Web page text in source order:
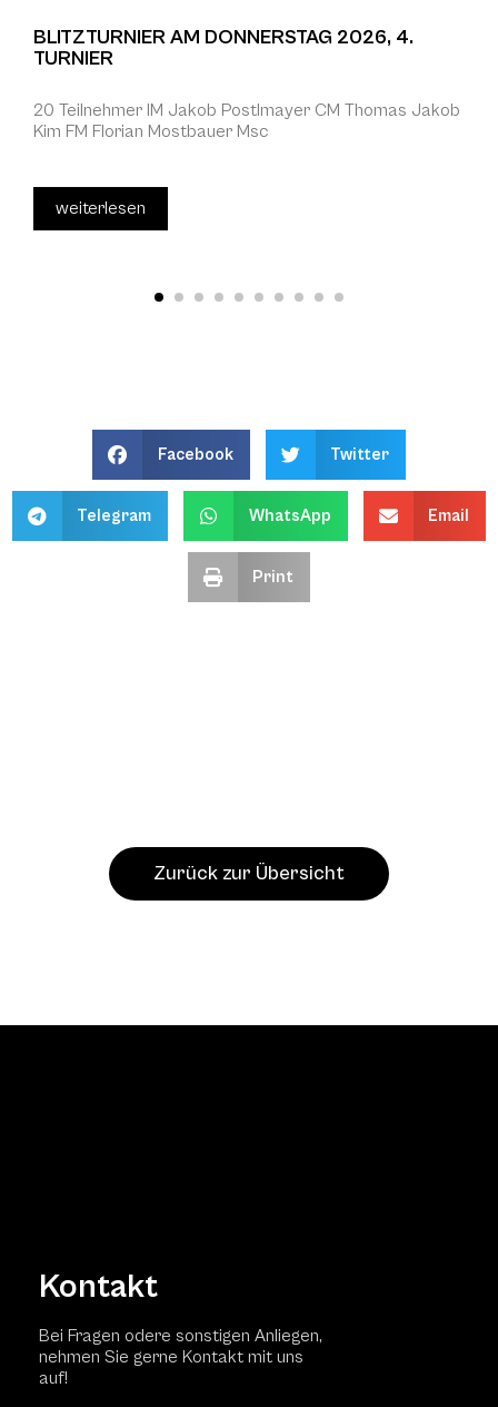
BLITZTURNIER AM DONNERSTAG 2026, 4.
TURNIER
20 Teilnehmer IM Jakob Postlmayer CM Thomas Jakob
Kim FM Florian Mostbauer Msc
weiterlesen
Facebook Twitter
Telegram WhatsApp Email
Print
Zurück zur Übersicht
Kontakt
Bei Fragen odere sonstigen Anliegen,
nehmen Sie gerne Kontakt mit uns
auf!